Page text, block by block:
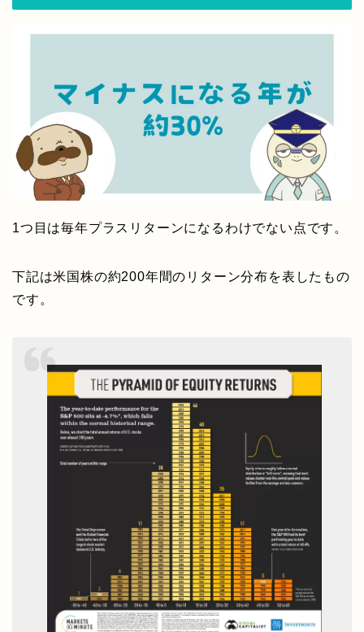
1つ目は毎年プラスリターンになるわけでない点です。
下記は米国株の約200年間のリターン分布を表したもの
です。